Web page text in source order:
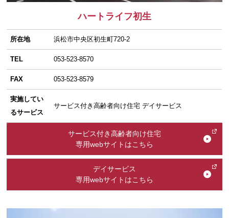
ハートライフ初生
所在地 浜松市中央区初生町720-2
TEL 053-523-8570
FAX 053-523-8579
実施してい
るサービス
サービス付き高齢者向け住宅 デイサービス
サービス付き高齢者向け住宅
専用webサイトはこちら
デイサービス
専用webサイトはこちら